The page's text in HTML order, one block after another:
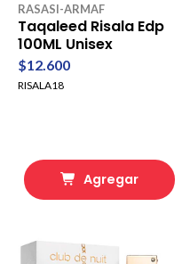
RASASI-ARMAF
Taqaleed Risala Edp
100ML Unisex
$12.600
RISALA18
Agregar